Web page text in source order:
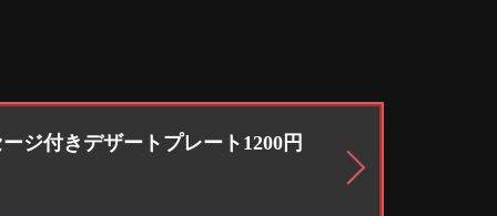
ジ付きデザートプレート1200円